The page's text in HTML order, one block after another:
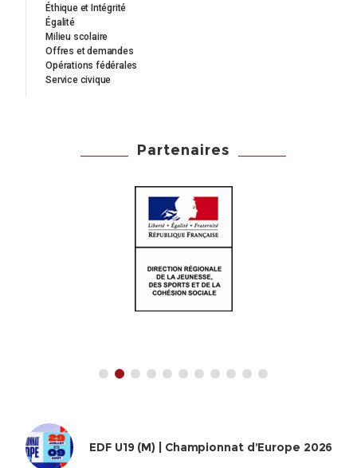
Éthique et Intégrité
Égalité
Milieu scolaire
Offres et demandes
Opérations fédérales
Service civique
Partenaires
EDF U19 (M) | Championnat d’Europe 2026